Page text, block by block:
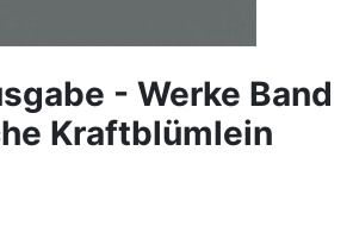
- Werke Band
Kraftblümlein